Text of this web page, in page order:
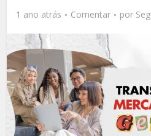
1 ano atrás Comentar por